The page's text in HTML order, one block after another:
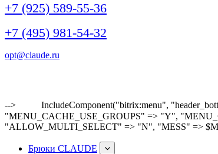
+7 (925) 589-55-36
+7 (495) 981-54-32
opt@claude.ru
-->
IncludeComponent("bitrix:menu",
"MENU_CACHE_USE_GROUPS" => "Y",
"ALLOW_MULTI_SELECT" => "N", "MESS" =>
Брюки CLAUDE